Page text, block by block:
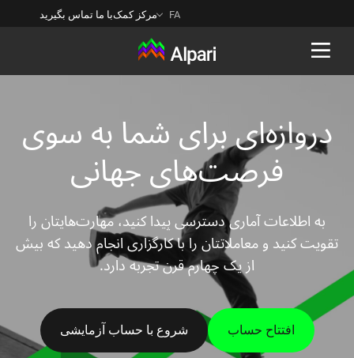
FA مرکز کمکبا ما تماس بگیرید
دروازه‌ای برای شما به ‌‌سوی
فرصت‌های جهانی
به اطلاعات آماری دسترسی پیدا کنید، مهارت‌هایتان را
تقویت کنید و معاملاتتان را با کارگزاری انجام دهید که بیش
از یک چهارم قرن تجربه دارد.
افتتاح حساب شروع با حساب آزمایشی